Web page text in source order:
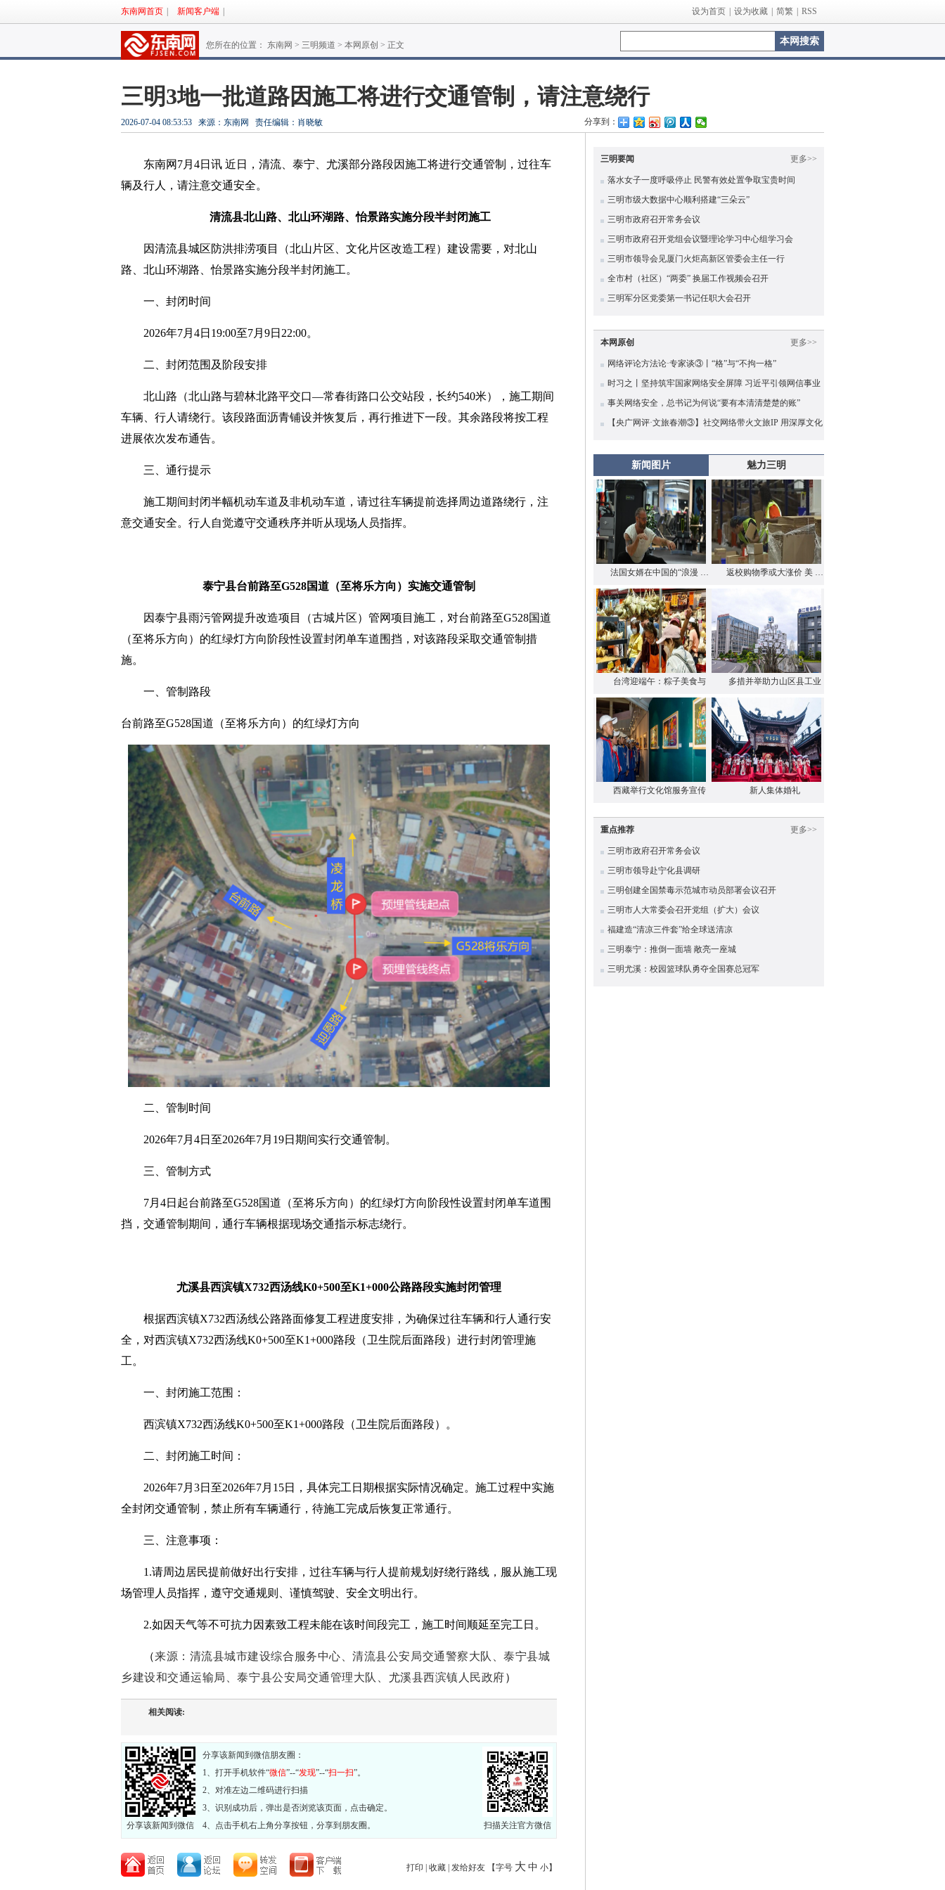
东南网首页 新闻客户端 设为首页 设为收藏 简繁 RSS
您所在的位置： 东南网 > 三明频道 > 本网原创 > 正文
三明3地一批道路因施工将进行交通管制，请注意绕行
2026-07-04 08:53:53 来源：东南网 责任编辑：肖晓敏 分享到：
东南网7月4日讯 近日， 清流、泰宁、尤溪部分路段因施工将进行交通管制， 过往车
辆及行人， 请注意交通安全。
清流县北山路、北山环湖路、怡景路实施分段半封闭施工
因清流县城区防洪排涝项目（北山片区、文化片区改造工程）建设需要，对北山
路、北山环湖路、怡景路实施分段半封闭施工。
一、封闭时间
2026年7月4日19:00至7月9日22:00。
二、封闭范围及阶段安排
北山路（北山路与碧林北路平交口—常春街路口公交站段，长约540米），施工期间
车辆、行人请绕行。该段路面沥青铺设并恢复后，再行推进下一段。其余路段将按工程
进展依次发布通告。
三、通行提示
施工期间封闭半幅机动车道及非机动车道，请过往车辆提前选择周边道路绕行，注
意交通安全。行人自觉遵守交通秩序并听从现场人员指挥。
泰宁县台前路至G528国道（至将乐方向）实施交通管制
因泰宁县雨污管网提升改造项目（古城片区）管网项目施工，对台前路至G528国道
（至将乐方向）的红绿灯方向阶段性设置封闭单车道围挡，对该路段采取交通管制措
施。
一、管制路段
台前路至G528国道（至将乐方向）的红绿灯方向
二、管制时间
2026年7月4日至2026年7月19日期间实行交通管制。
三、管制方式
7月4日起台前路至G528国道（至将乐方向）的红绿灯方向阶段性设置封闭单车道围
挡，交通管制期间，通行车辆根据现场交通指示标志绕行。
尤溪县西滨镇X732西汤线K0+500至K1+000公路路段实施封闭管理
根据西滨镇X732西汤线公路路面修复工程进度安排，为确保过往车辆和行人通行安
全，对西滨镇X732西汤线K0+500至K1+000路段（卫生院后面路段）进行封闭管理施
工。
一、封闭施工范围：
西滨镇X732西汤线K0+500至K1+000路段（卫生院后面路段）。
二、封闭施工时间：
2026年7月3日至2026年7月15日，具体完工日期根据实际情况确定。施工过程中实施
全封闭交通管制，禁止所有车辆通行，待施工完成后恢复正常通行。
三、注意事项：
1.请周边居民提前做好出行安排，过往车辆与行人提前规划好绕行路线，服从施工现
场管理人员指挥，遵守交通规则、谨慎驾驶、安全文明出行。
2.如因天气等不可抗力因素致工程未能在该时间段完工，施工时间顺延至完工日。
（来源： 清流县城市建设综合服务中心、清流县公安局交通警察大队、泰宁县城
乡建设和交通运输局、泰宁县公安局交通管理大队、尤溪县西滨镇人民政府）
相关阅读:
扫描关注官方微信
分享该新闻到微信
分享该新闻到微信朋友圈：
1、打开手机软件“微信”--“发现”--“扫一扫”。
2、对准左边二维码进行扫描
3、识别成功后，弹出是否浏览该页面，点击确定。
4、点击手机右上角分享按钮，分享到朋友圈。
打印 收藏 发给好友 【字号 大 中 小】
更多>>
三明要闻
落水女子一度呼吸停止 民警有效处置争取宝贵时间
三明市级大数据中心顺利搭建“三朵云”
三明市政府召开常务会议
三明市政府召开党组会议暨理论学习中心组学习会
三明市领导会见厦门火炬高新区管委会主任一行
全市村（社区）“两委” 换届工作视频会召开
三明军分区党委第一书记任职大会召开
更多>>
本网原创
网络评论方法论·专家谈③丨“格”与“不拘一格”
时习之丨坚持筑牢国家网络安全屏障 习近平引领网信事业
高质量发展
事关网络安全，总书记为何说“要有本清清楚楚的账”
【央广网评·文旅春潮③】社交网络带火文旅IP 用深厚文化
新闻图片 魅力三明
法国女婿在中国的“浪漫 … 返校购物季或大涨价 美 …
台湾迎端午：粽子美食与
…
多措并举助力山区县工业
西藏举行文化馆服务宣传
新人集体婚礼
更多>>
重点推荐
三明市政府召开常务会议
三明市领导赴宁化县调研
三明创建全国禁毒示范城市动员部署会议召开
三明市人大常委会召开党组（扩大）会议
福建造“清凉三件套”给全球送清凉
三明泰宁：推倒一面墙 敞亮一座城
三明尤溪：校园篮球队勇夺全国赛总冠军